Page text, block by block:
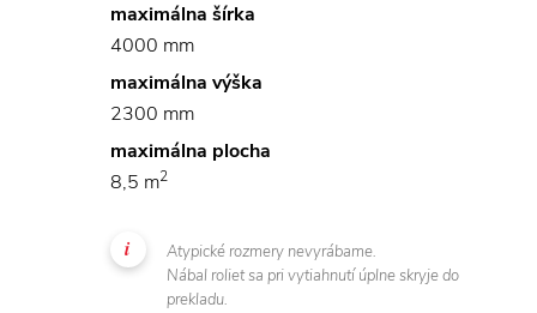
maximálna šírka
4000 mm
maximálna výška
2300 mm
maximálna plocha
8,5 m2
Atypické rozmery nevyrábame.
Nábal roliet sa pri vytiahnutí úplne skryje do
prekladu.